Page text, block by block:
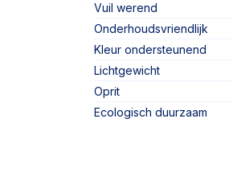
Vuil werend
Onderhoudsvriendlijk
Kleur ondersteunend
Lichtgewicht
Oprit
Ecologisch duurzaam